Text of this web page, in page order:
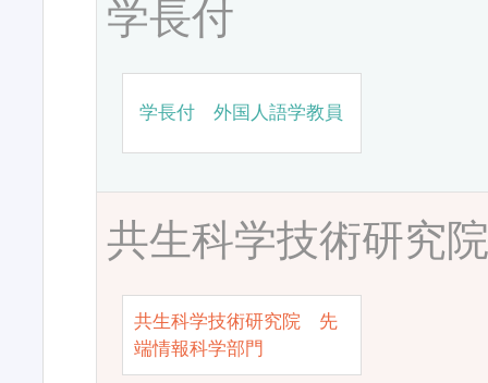
学長付
学長付 外国人語学教員
共生科学技術研究
共生科学技術研究院 先
端情報科学部門